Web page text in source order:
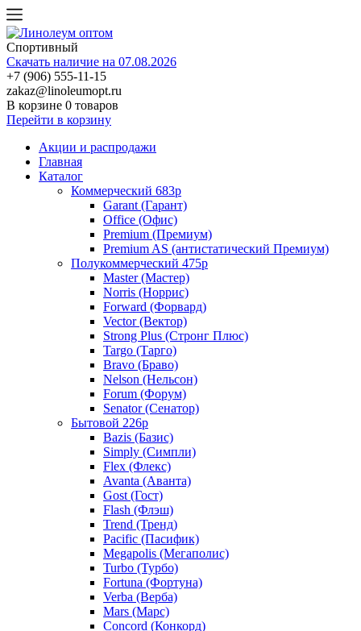
Спортивный
Скачать наличие на 07.08.2026
+7 (906) 555-11-15
zakaz@linoleumopt.ru
В корзине 0 товаров
Перейти в корзину
Акции и распродажи
Главная
Каталог
Коммерческий 683р
Garant (Гарант)
Office (Офис)
Premium (Премиум)
Premium AS (антистатический Премиум)
Полукоммерческий 475р
Master (Мастер)
Norris (Норрис)
Forward (Форвард)
Vector (Вектор)
Strong Plus (Стронг Плюс)
Targo (Тарго)
Bravo (Браво)
Nelson (Нельсон)
Forum (Форум)
Senator (Сенатор)
Бытовой 226р
Bazis (Базис)
Simply (Симпли)
Flex (Флекс)
Avanta (Аванта)
Gost (Гост)
Flash (Флэш)
Trend (Тренд)
Pacific (Пасифик)
Megapolis (Мегаполис)
Turbo (Турбо)
Fortuna (Фортуна)
Verba (Верба)
Mars (Марс)
Concord (Конкорд)